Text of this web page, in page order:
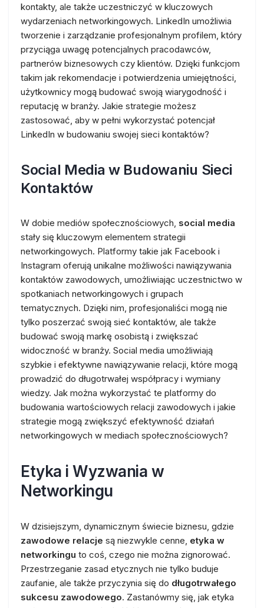
kontakty, ale także uczestniczyć w kluczowych
wydarzeniach networkingowych. LinkedIn umożliwia
tworzenie i zarządzanie profesjonalnym profilem, który
przyciąga uwagę potencjalnych pracodawców,
partnerów biznesowych czy klientów. Dzięki funkcjom
takim jak rekomendacje i potwierdzenia umiejętności,
użytkownicy mogą budować swoją wiarygodność i
reputację w branży. Jakie strategie możesz
zastosować, aby w pełni wykorzystać potencjał
LinkedIn w budowaniu swojej sieci kontaktów?
Social Media w Budowaniu Sieci
Kontaktów
W dobie mediów społecznościowych, social media
stały się kluczowym elementem strategii
networkingowych. Platformy takie jak Facebook i
Instagram oferują unikalne możliwości nawiązywania
kontaktów zawodowych, umożliwiając uczestnictwo w
spotkaniach networkingowych i grupach
tematycznych. Dzięki nim, profesjonaliści mogą nie
tylko poszerzać swoją sieć kontaktów, ale także
budować swoją markę osobistą i zwiększać
widoczność w branży. Social media umożliwiają
szybkie i efektywne nawiązywanie relacji, które mogą
prowadzić do długotrwałej współpracy i wymiany
wiedzy. Jak można wykorzystać te platformy do
budowania wartościowych relacji zawodowych i jakie
strategie mogą zwiększyć efektywność działań
networkingowych w mediach społecznościowych?
Etyka i Wyzwania w
Networkingu
W dzisiejszym, dynamicznym świecie biznesu, gdzie
zawodowe relacje są niezwykle cenne, etyka w
networkingu to coś, czego nie można zignorować.
Przestrzeganie zasad etycznych nie tylko buduje
zaufanie, ale także przyczynia się do długotrwałego
sukcesu zawodowego. Zastanówmy się, jak etyka